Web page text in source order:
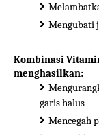
Mengubati
Kombinasi
menghasilkan:
garis halus
Mencegah